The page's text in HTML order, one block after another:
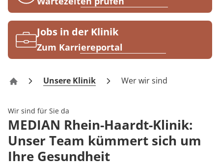
Karriere
Jobs in der Klinik
Zum Karriereportal
Rhein-Haardt-Klinik Bad Dürkheim
Unsere Klinik Wer wir sind
Wir sind für Sie da
MEDIAN Rhein-Haardt-Klinik:
Unser Team kümmert sich um
Ihre Gesundheit